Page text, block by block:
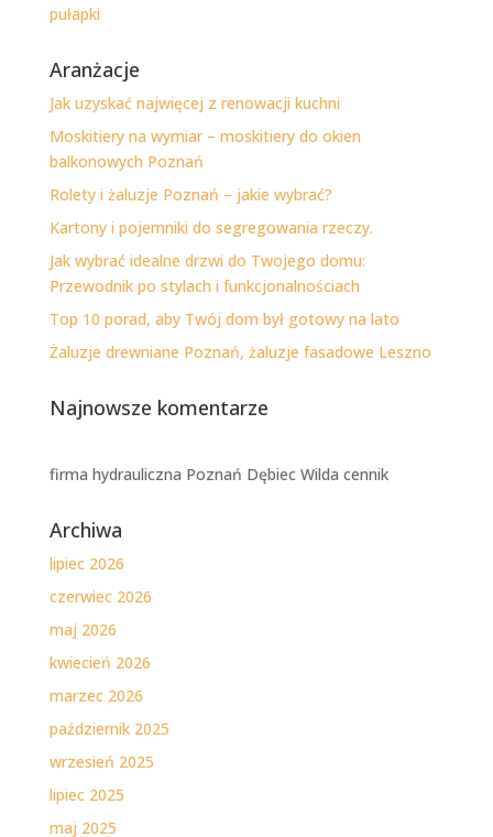
pułapki
Aranżacje
Jak uzyskać najwięcej z renowacji kuchni
Moskitiery na wymiar – moskitiery do okien
balkonowych Poznań
Rolety i żaluzje Poznań – jakie wybrać?
Kartony i pojemniki do segregowania rzeczy.
Jak wybrać idealne drzwi do Twojego domu:
Przewodnik po stylach i funkcjonalnościach
Top 10 porad, aby Twój dom był gotowy na lato
Żaluzje drewniane Poznań, żaluzje fasadowe Leszno
Najnowsze komentarze
firma hydrauliczna Poznań Dębiec Wilda cennik
Archiwa
lipiec 2026
czerwiec 2026
maj 2026
kwiecień 2026
marzec 2026
październik 2025
wrzesień 2025
lipiec 2025
maj 2025